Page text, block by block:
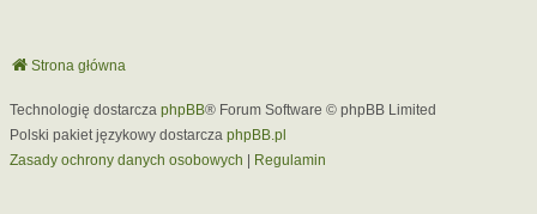
Strona główna
Technologię dostarcza phpBB® Forum Software © phpBB Limited
Polski pakiet językowy dostarcza phpBB.pl
Zasady ochrony danych osobowych
Regulamin